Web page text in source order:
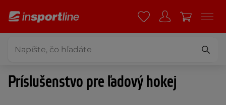
Príslušenstvo pre ľadový hokej